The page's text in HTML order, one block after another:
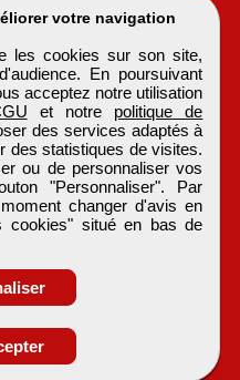
ses
votre navigation
les cookies sur son site,
En poursuivant
acceptez notre utilisation
et notre politique de
des services adaptés à
des statistiques de visites.
ou de personnaliser vos
"Personnaliser". Par
changer d'avis en
cookies" situé en bas de